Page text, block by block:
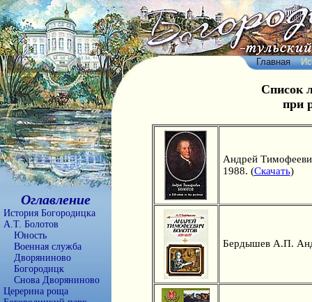
Оглавление
История Богородицка
А.Т. Болотов
Юность
Военная служба
Дворяниново
Богородицк
Снова Дворяниново
Церерина роща
Главная
Список
при
Андрей
1988. (Скачать)
Бердышев А.П.